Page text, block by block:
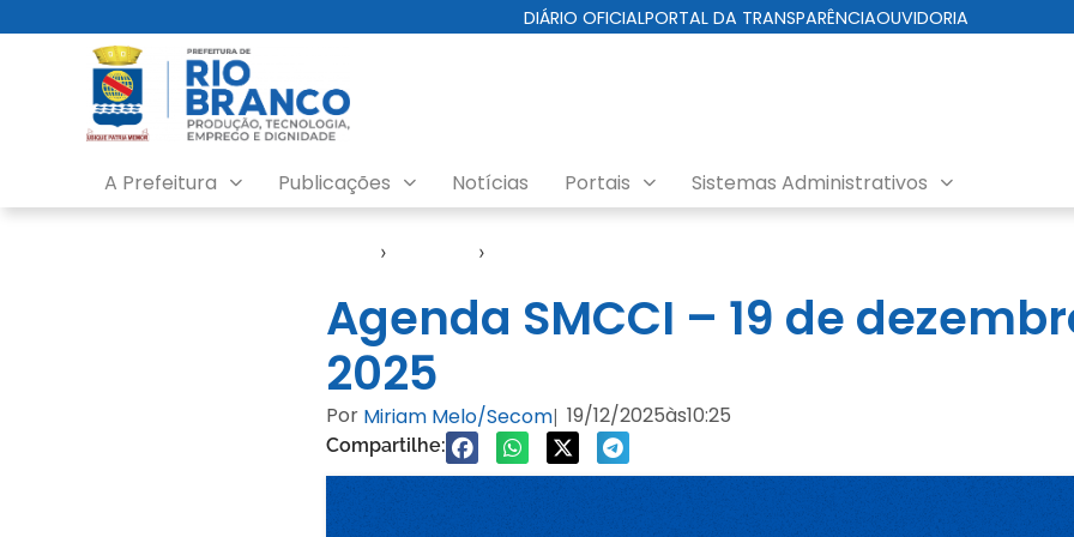
DIÁRIO OFICIALPORTAL DA TRANSPARÊNCIAOUVIDORIA
A Prefeitura Publicações Notícias Portais Sistemas Administrativos
› ›
Agenda SMCCI – 19 de
2025
Por Miriam Melo/Secom| 19/12/2025às10:25
Compartilhe: